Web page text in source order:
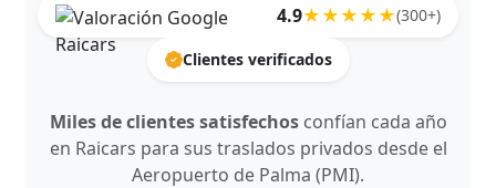
4.9★★★★★(300+)
Clientes verificados
Miles de clientes satisfechosconfían cada año
en Raicars para sus traslados privados desde el
Aeropuerto de Palma (PMI).